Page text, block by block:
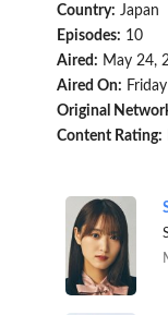
Country: Japan
Episodes: 10
Aired: May 24,
Aired On: Friday
Original
Content Rating: